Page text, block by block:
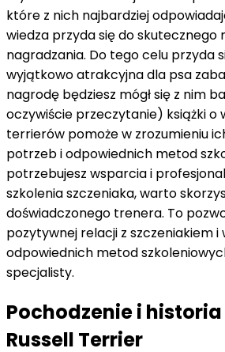
które z nich najbardziej
wiedza przyda się do skutecznego
nagradzania. Do tego celu przyda
wyjątkowo atrakcyjna dla psa
nagrodę będziesz mógł się z nim
oczywiście przeczytanie) książki o
terrierów pomoże w zrozumieniu
potrzeb i odpowiednich metod
potrzebujesz wsparcia i
szkolenia szczeniaka, warto
doświadczonego trenera. To
pozytywnej relacji z szczeniakiem i
odpowiednich metod
specjalisty.
Pochodzenie i
Russell Terrier